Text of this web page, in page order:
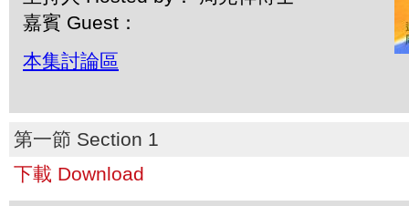
嘉賓 Guest：
本集討論區
第一節 Section 1
下載 Download